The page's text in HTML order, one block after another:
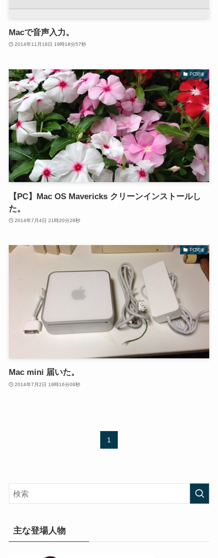
Macで音声入力。
2014年11月18日 19時18分57秒
PC関連
【PC】Mac OS Mavericks クリーンインストールし
た。
2014年7月4日 21時20分28秒
PC関連
Mac mini 届いた。
2014年7月2日 19時16分09秒
1
主な登場人物